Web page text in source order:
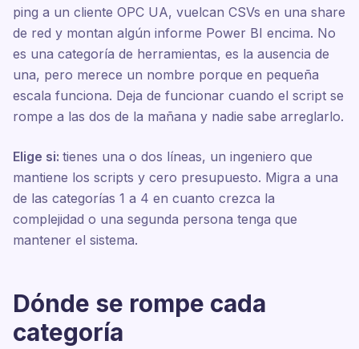
ping a un cliente OPC UA, vuelcan CSVs en una share
de red y montan algún informe Power BI encima. No
es una categoría de herramientas, es la ausencia de
una, pero merece un nombre porque en pequeña
escala funciona. Deja de funcionar cuando el script se
rompe a las dos de la mañana y nadie sabe arreglarlo.
Elige si: tienes una o dos líneas, un ingeniero que
mantiene los scripts y cero presupuesto. Migra a una
de las categorías 1 a 4 en cuanto crezca la
complejidad o una segunda persona tenga que
mantener el sistema.
Dónde se rompe cada
categoría